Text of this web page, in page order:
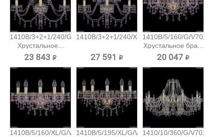
1410B/3+2+1/240/G/V7010
Хрустальное...
23 843 ₽
1410B/3+2+1/240/XL/G/V7010...
27 591 ₽
1410B/5/160/G/V7010
Хрустальное бра...
20 047 ₽
1410B/5/160/XL/G/V70101410B/5/195/XL/G/V70101410/10/360/G/V7010